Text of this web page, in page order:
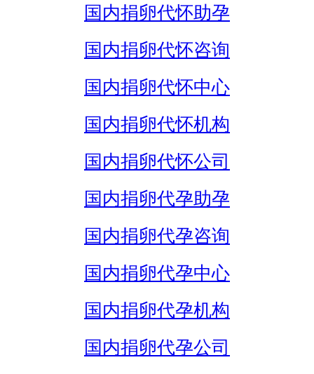
国内捐卵代怀助孕
国内捐卵代怀咨询
国内捐卵代怀中心
国内捐卵代怀机构
国内捐卵代怀公司
国内捐卵代孕助孕
国内捐卵代孕咨询
国内捐卵代孕中心
国内捐卵代孕机构
国内捐卵代孕公司